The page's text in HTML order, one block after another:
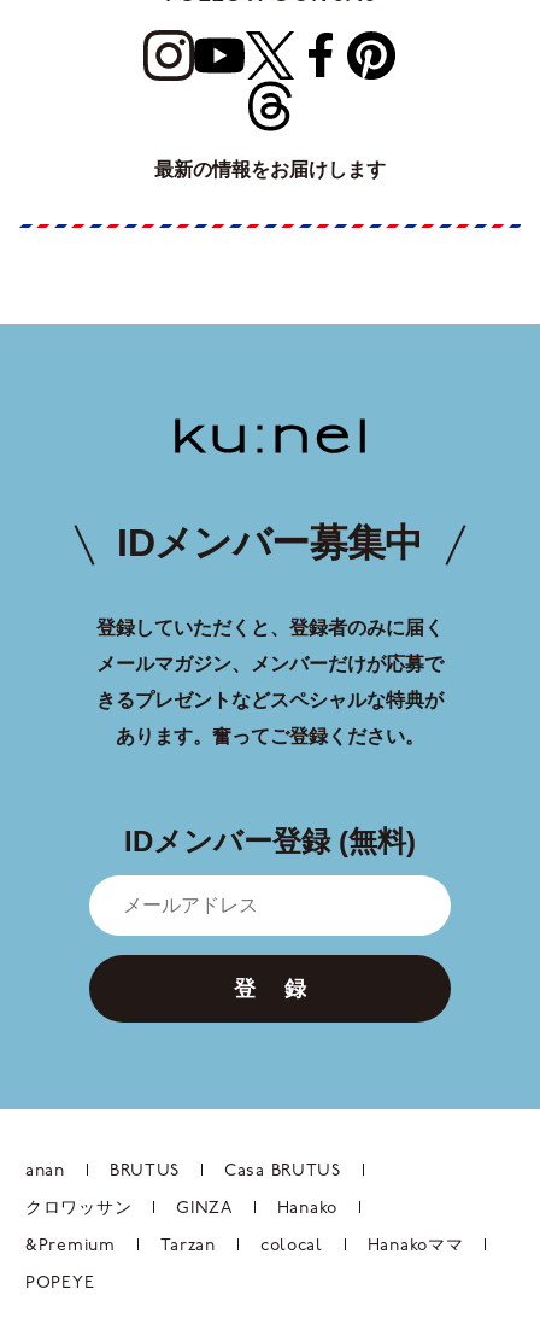
最新の情報をお届けします
IDメンバー募集中
登録していただくと、登録者のみに届く
メールマガジン、メンバーだけが応募で
きるプレゼントなどスペシャルな特典が
あります。 奮ってご登録ください。
IDメンバー登録 (無料)
登 録
anan BRUTUS Casa BRUTUS
クロワッサン GINZA Hanako
&Premium Tarzan colocal Hanakoママ
POPEYE